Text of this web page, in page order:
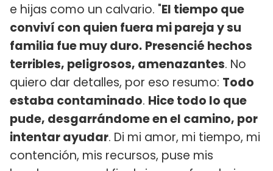
e hijas como un calvario. "El tiempo que
conviví con quien fuera mi pareja y su
familia fue muy duro. Presencié hechos
terribles, peligrosos, amenazantes. No
quiero dar detalles, por eso resumo: Todo
estaba contaminado. Hice todo lo que
pude, desgarrándome en el camino, por
intentar ayudar. Di mi amor, mi tiempo, mi
contención, mis recursos, puse mis